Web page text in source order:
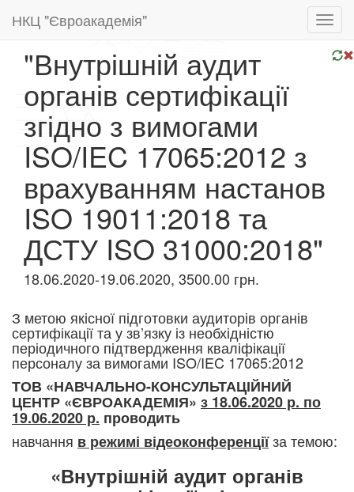
НКЦ "Євроакадемія"
"Внутрішній аудит
органів сертифікації
згідно з вимогами
ISO/IEC 17065:2012 з
врахуванням настанов
ISO 19011:2018 та
ДСТУ ISO 31000:2018"
18.06.2020-19.06.2020, 3500.00 грн.
З метою якісної підготовки аудиторів органів
сертифікації та у зв’язку із необхідністю
періодичного підтвердження кваліфікації
персоналу​ за вимогами ISO/IEC 17065:2012
ТОВ «НАВЧАЛЬНО-КОНСУЛЬТАЦІЙНИЙ
ЦЕНТР «ЄВРОАКАДЕМІЯ» з 18.06.2020 р. по
19.06.2020 р. проводить
навчання в режимі відеоконференціїза темою:
«Внутрішній аудит органів